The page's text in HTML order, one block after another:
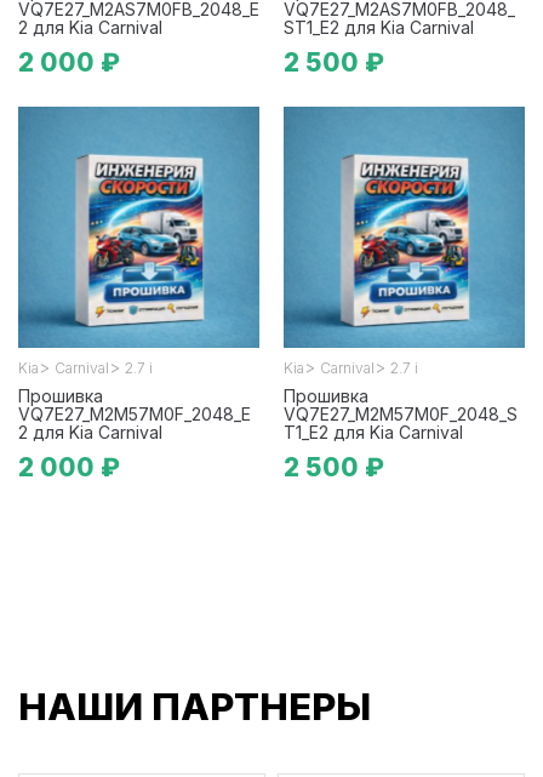
VQ7E27_M2AS7M0FB_2048_E
2 для Kia Carnival
2 000 ₽
VQ7E27_M2AS7M0FB_2048_
ST1_E2 для Kia Carnival
2 500 ₽
Kia > Carnival > 2.7 i
Прошивка
VQ7E27_M2M57M0F_2048_E
2 для Kia Carnival
2 000 ₽
Kia > Carnival > 2.7 i
Прошивка
VQ7E27_M2M57M0F_2048_S
T1_E2 для Kia Carnival
2 500 ₽
НАШИ ПАРТНЕРЫ